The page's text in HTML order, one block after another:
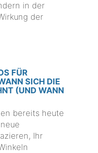
in der
der
FÜR
SICH DIE
(UND WANN
bereits heute
Ihr